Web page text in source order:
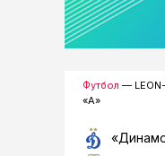
Футбол —
«А»